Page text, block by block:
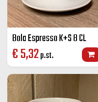
Bola Espresso K+S 8 CL
€5,32p.st.